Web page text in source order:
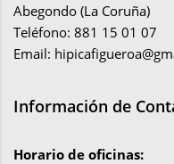
Abegondo (La Coruña)
Teléfono: 881 15 01 07
Email:
Información de
Horario de oficinas: